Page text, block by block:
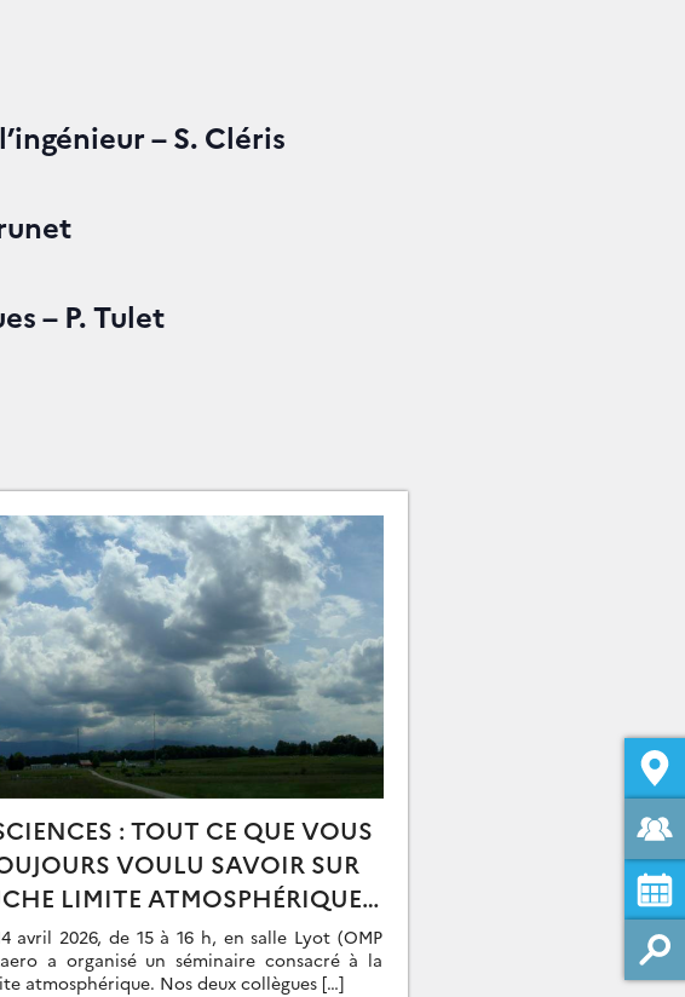
– S. Cléris
– P. Tulet
: TOUT CE QUE VOUS
VOULU SAVOIR SUR
LIMITE ATMOSPHÉRIQUE –
M. LOTHON
avril 2026, de 15 à 16 h, en salle Lyot (OMP
a organisé un séminaire consacré à la
atmosphérique. Nos deux collègues […]